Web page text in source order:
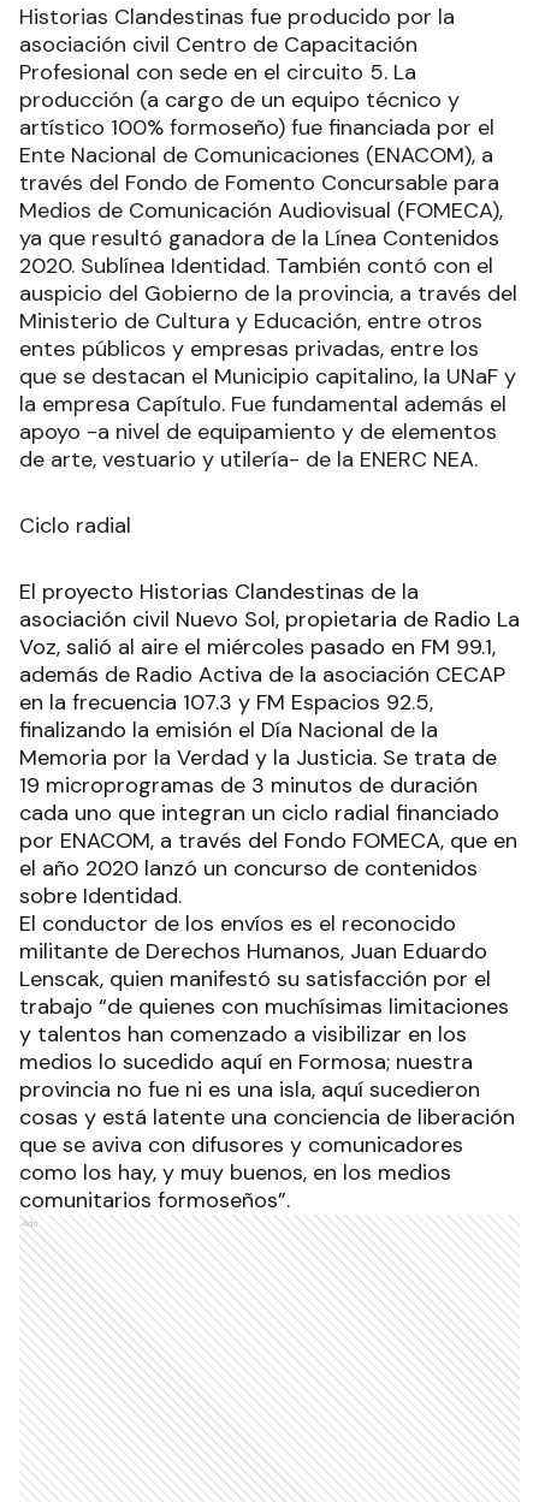
Historias Clandestinas fue producido por la
asociación civil Centro de Capacitación
Profesional con sede en el circuito 5. La
producción (a cargo de un equipo técnico y
artístico 100% formoseño) fue financiada por el
Ente Nacional de Comunicaciones (ENACOM), a
través del Fondo de Fomento Concursable para
Medios de Comunicación Audiovisual (FOMECA),
ya que resultó ganadora de la Línea Contenidos
2020. Sublínea Identidad. También contó con el
auspicio del Gobierno de la provincia, a través del
Ministerio de Cultura y Educación, entre otros
entes públicos y empresas privadas, entre los
que se destacan el Municipio capitalino, la UNaF y
la empresa Capítulo. Fue fundamental además el
apoyo -a nivel de equipamiento y de elementos
de arte, vestuario y utilería- de la ENERC NEA.
Ciclo radial
El proyecto Historias Clandestinas de la
asociación civil Nuevo Sol, propietaria de Radio La
Voz, salió al aire el miércoles pasado en FM 99.1,
además de Radio Activa de la asociación CECAP
en la frecuencia 107.3 y FM Espacios 92.5,
finalizando la emisión el Día Nacional de la
Memoria por la Verdad y la Justicia. Se trata de
19 microprogramas de 3 minutos de duración
cada uno que integran un ciclo radial financiado
por ENACOM, a través del Fondo FOMECA, que en
el año 2020 lanzó un concurso de contenidos
sobre Identidad.
El conductor de los envíos es el reconocido
militante de Derechos Humanos, Juan Eduardo
Lenscak, quien manifestó su satisfacción por el
trabajo “de quienes con muchísimas limitaciones
y talentos han comenzado a visibilizar en los
medios lo sucedido aquí en Formosa; nuestra
provincia no fue ni es una isla, aquí sucedieron
cosas y está latente una conciencia de liberación
que se aviva con difusores y comunicadores
como los hay, y muy buenos, en los medios
comunitarios formoseños”.
Ads